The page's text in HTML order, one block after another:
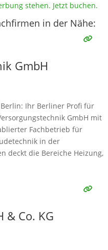
stehen. Jetzt buchen.
in der Nähe:
GmbH
Ihr Berliner Profi für
GmbH mit
Fachbetrieb für
in der
deckt die Bereiche Heizung,
und effizientes Heizen
& Co. KG